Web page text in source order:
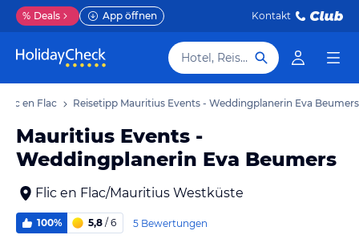
% Deals App öffnen Kontakt
Hotel, Reiseziel
Flic en Flac Reisetipp Mauritius Events - Weddingplanerin Eva Beumers
Mauritius Events -
Weddingplanerin Eva Beumers
Flic en Flac/Mauritius Westküste
100% 5,8 / 6 5 Bewertungen